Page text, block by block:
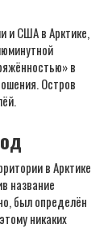
и США в Арктике,
в
Остров
в Арктике
название
был определён
никаких